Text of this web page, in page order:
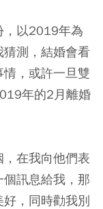
，以2019年為
測，結婚會看
，或許一旦雙
年的2月離婚
在我向他們表
訊息給我，那
，同時勸我別